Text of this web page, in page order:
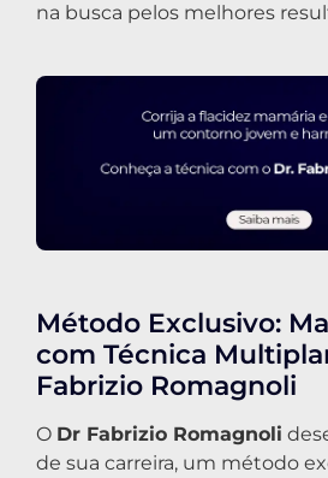
na busca pelos melhores
Método Exclusivo:
com Técnica
Fabrizio Romagnoli
O Dr Fabrizio Romagnoli
de sua carreira, um método